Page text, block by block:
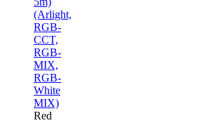
(Arlight,
RGB-
CCT,
RGB-
MIX,
RGB-
White
MIX)
Red